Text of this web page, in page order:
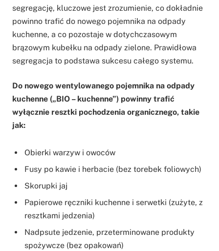
segregację, kluczowe jest zrozumienie, co dokładnie
powinno trafić do nowego pojemnika na odpady
kuchenne, a co pozostaje w dotychczasowym
brązowym kubełku na odpady zielone. Prawidłowa
segregacja to podstawa sukcesu całego systemu.
Do nowego wentylowanego pojemnika na odpady
kuchenne („BIO – kuchenne”) powinny trafić
wyłącznie resztki pochodzenia organicznego, takie
jak:
Obierki warzyw i owoców
Fusy po kawie i herbacie (bez torebek foliowych)
Skorupki jaj
Papierowe ręczniki kuchenne i serwetki (zużyte, z
resztkami jedzenia)
Nadpsute jedzenie, przeterminowane produkty
spożywcze (bez opakowań)